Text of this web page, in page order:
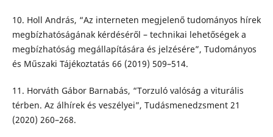
10. Holl András, “Az interneten megjelenő tudományos hírek
megbízhatóságának kérdéséről – technikai lehetőségek a
megbízhatóság megállapítására és jelzésére”, Tudományos
és Műszaki Tájékoztatás 66 (2019) 509–514.
11. Horváth Gábor Barnabás, “Torzuló valóság a viturális
térben. Az álhírek és veszélyei”, Tudásmenedzsment 21
(2020) 260–268.